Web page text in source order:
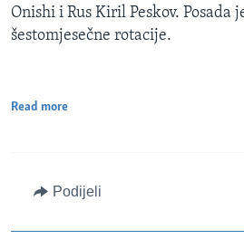
Onishi i Rus Kiril Peskov. Posada
šestomjesečne rotacije.
Read more
Podijeli